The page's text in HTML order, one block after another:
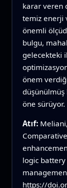
karar veren
temiz enerji
önemli
bulgu,
gelecekteki
önem
düşünülmüş
öne sürüyor.
Atıf:
logic
https://